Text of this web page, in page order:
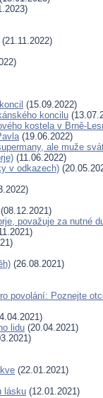
(21.11.2022)
(15.09.2022)
koncilu
kostela v Brně-
(19.06.2022)
ale muže
(11.06.2022)
v odkazech)
(08.12.2021)
považuje za nutné
(26.08.2021)
povolání: Poznejte
lidu (20.04.2021)
(22.01.2021)
lásku (12.01.2021)